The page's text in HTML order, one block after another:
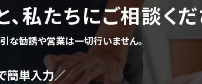
私たちにご相談く
な勧誘や営業は一切行いません。
簡単入力／